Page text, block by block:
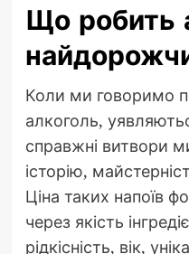
Що робить
Коли ми говоримо
алкоголь,
справжні витвори
історію,
Ціна таких напоїв
через якість
рідкісність, вік,